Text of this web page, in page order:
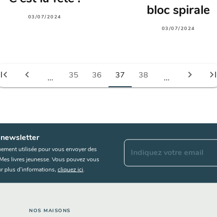
03/07/2024
bloc spirale
03/07/2024
first_page chevron_left ... 35 36 37 38 ... chevron_right last_page
newsletter
utilisée pour vous envoyer des
livres jeunesse. Vous pouvez vous
plus d’informations, cliquez ici
Indiquez votre email
NOS MAISONS